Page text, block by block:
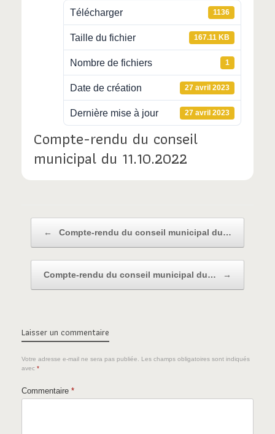
Télécharger 1136
Taille du fichier 167.11 KB
Nombre de fichiers 1
Date de création 27 avril 2023
Dernière mise à jour 27 avril 2023
Compte-rendu du conseil
municipal du 11.10.2022
← Compte-rendu du conseil municipal du…
Compte-rendu du conseil municipal du… →
Laisser un commentaire
Votre adresse e-mail ne sera pas publiée. Les champs obligatoires sont indiqués
avec *
Commentaire *